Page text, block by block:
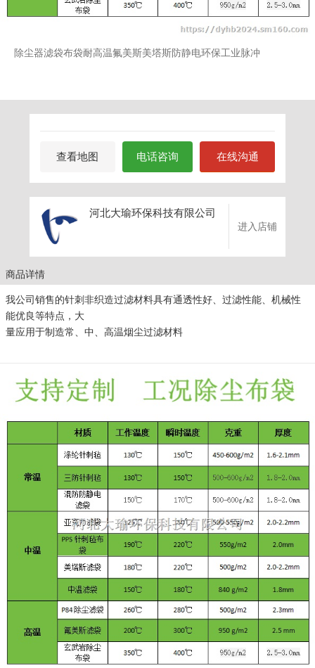
除尘器滤袋布袋耐高温氟美斯美塔斯防静电环保工业脉冲
查看地图 电话咨询 在线沟通
河北大瑜环保科技有限公司
进入店铺
商品详情
我公司销售的针刺非织造过滤材料具有通透性好、过滤性能、机械性
能优良等特点，大
量应用于制造常、中、高温烟尘过滤材料